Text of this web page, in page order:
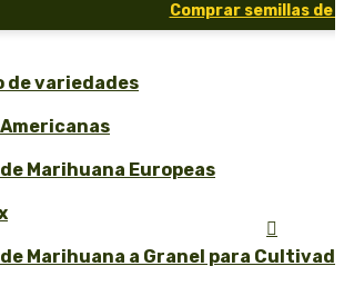
Comprar semillas de
de variedades
Marihuana Europeas
Marihuana a Granel para
